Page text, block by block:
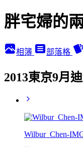
胖宅婦的
相簿 部落格
2013東京9月
Wilbur_Chen-